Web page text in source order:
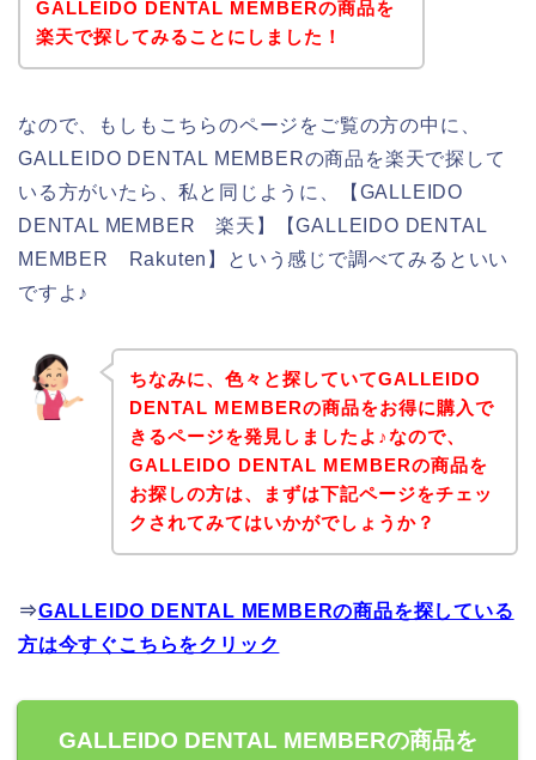
GALLEIDO DENTAL MEMBERの商品を
楽天で探してみることにしました！
なので、もしもこちらのページをご覧の方の中に、
GALLEIDO DENTAL MEMBERの商品を楽天で探して
いる方がいたら、私と同じように、【GALLEIDO
DENTAL MEMBER 楽天】【GALLEIDO DENTAL
MEMBER Rakuten】という感じで調べてみるといい
ですよ♪
ちなみに、色々と探していてGALLEIDO
DENTAL MEMBERの商品をお得に購入で
きるページを発見しましたよ♪なので、
GALLEIDO DENTAL MEMBERの商品を
お探しの方は、まずは下記ページをチェッ
クされてみてはいかがでしょうか？
⇒GALLEIDO DENTAL MEMBERの商品を探している
方は今すぐこちらをクリック
GALLEIDO DENTAL MEMBERの商品を